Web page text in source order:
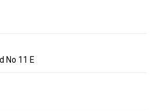
No 11 E